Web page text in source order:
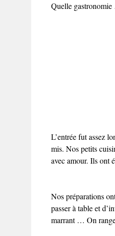
Quelle
L’entrée fut assez
mis. Nos petits
avec amour. Ils ont
Nos préparations
passer à table et
marrant … On